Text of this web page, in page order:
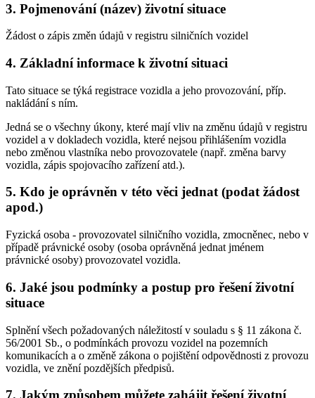
3. Pojmenování (název) životní situace
Žádost o zápis změn údajů v registru silničních vozidel
4. Základní informace k životní situaci
Tato situace se týká registrace vozidla a jeho provozování, příp.
nakládání s ním.
Jedná se o všechny úkony, které mají vliv na změnu údajů v registru
vozidel a v dokladech vozidla, které nejsou přihlášením vozidla
nebo změnou vlastníka nebo provozovatele (např. změna barvy
vozidla, zápis spojovacího zařízení atd.).
5. Kdo je oprávněn v této věci jednat (podat žádost
apod.)
Fyzická osoba - provozovatel silničního vozidla, zmocněnec, nebo v
případě právnické osoby (osoba oprávněná jednat jménem
právnické osoby) provozovatel vozidla.
6. Jaké jsou podmínky a postup pro řešení životní
situace
Splnění všech požadovaných náležitostí v souladu s § 11 zákona č.
56/2001 Sb., o podmínkách provozu vozidel na pozemních
komunikacích a o změně zákona o pojištění odpovědnosti z provozu
vozidla, ve znění pozdějších předpisů.